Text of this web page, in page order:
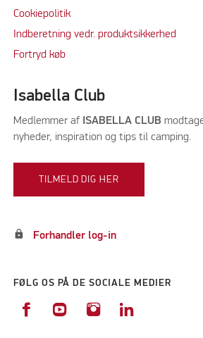
Cookiepolitik
Indberetning vedr. produktsikkerhed
Fortryd køb
Isabella Club
Medlemmer afISABELLA CLUB
nyheder, inspiration og tips til camping.
TILMELD DIG HER
lock Forhandler log-in
FØLG OS PÅ DE SOCIALE MEDIER